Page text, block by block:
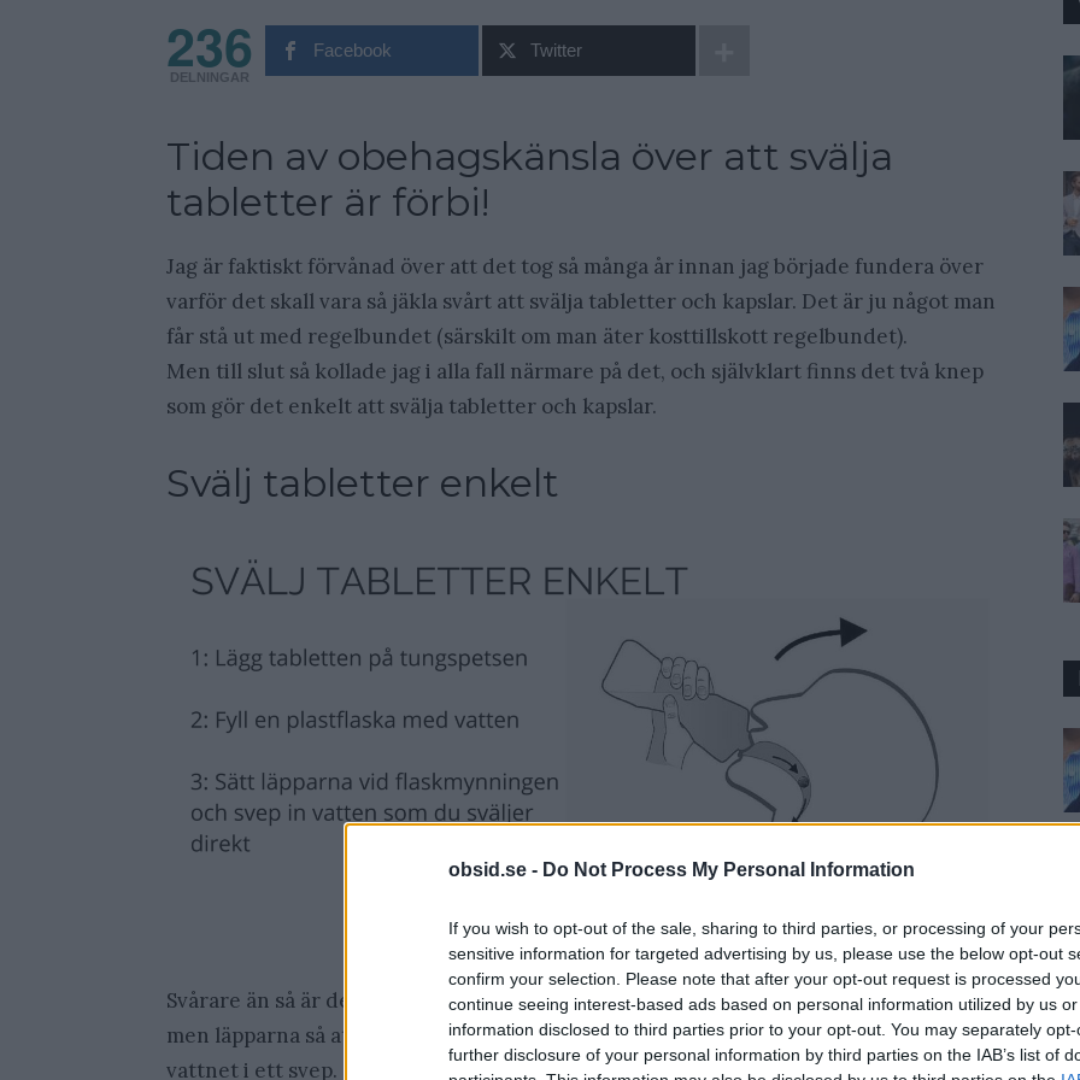
obsid.se - Do Not Process My Personal Information
If you wish to opt-out of the sale, sharing to third parties, or processing of your
sensitive information for targeted advertising by us, please use the below opt-out
confirm your selection. Please note that after your opt-out request is processed
continue seeing interest-based ads based on personal information utilized by us
information disclosed to third parties prior to your opt-out. You may separately
further disclosure of your personal information by third parties on the IAB’s list of
236
DELNINGAR
Facebook Twitter
Tiden av obehagskänsla över att svälja
tabletter är förbi!
Jag är faktiskt förvånad över att det tog så många år innan jag började fundera över
varför det skall vara så jäkla svårt att svälja tabletter och kapslar. Det är ju något man
får stå ut med regelbundet (särskilt om man äter kosttillskott regelbundet).
Men till slut så kollade jag i alla fall närmare på det, och självklart finns det två knep
som gör det enkelt att svälja tabletter och kapslar.
Svälj tabletter enkelt
Svårare än så är det alltså inte, viktigt att komma ihåg bara är att sluta tätt om flaskan
men läpparna så att ingen luft kommer in, tabletter skall liksom sköljas ned med
vattnet i ett svep.